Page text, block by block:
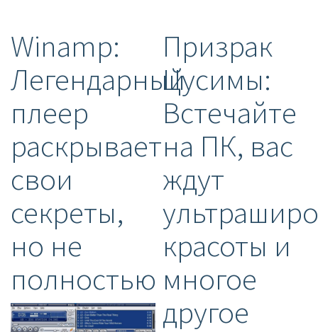
Winamp:
Легендарный
плеер
раскрывает
свои
секреты,
но не
полностью
Призрак
Цусимы:
Встечайте
на ПК, вас
ждут
красоты и
многое
другое